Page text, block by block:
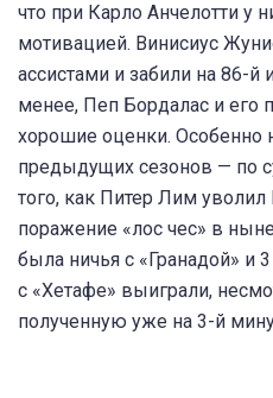
что при Карло Анчелотти у
мотивацией. Винисиус
ассистами и забили на 86-й
менее, Пеп Бордалас и его
хорошие оценки. Особенно
предыдущих сезонов — по
того, как Питер Лим
поражение «лос чес» в
была ничья с «Гранадой» и
с «Хетафе» выиграли,
полученную уже на 3-й